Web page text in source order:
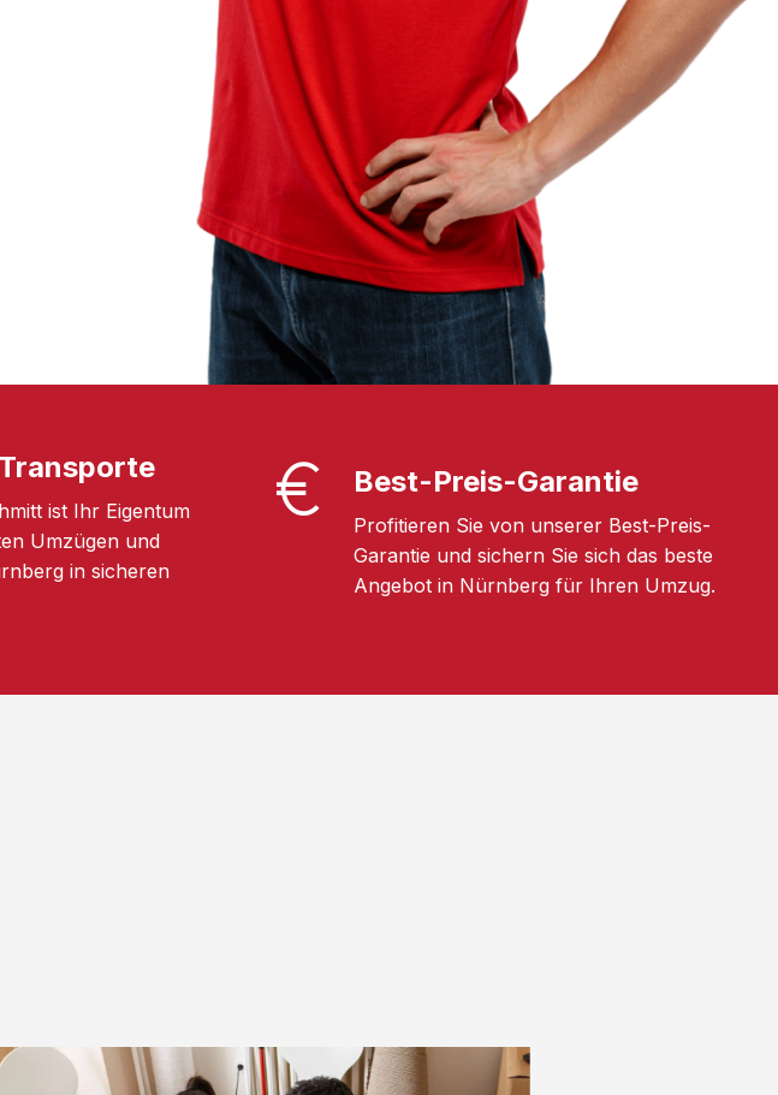
ist Ihr Eigentum
Umzügen und
in sicheren
Best-Preis-Garantie
Profitieren Sie von unserer Best-Preis-
Garantie und sichern Sie sich das beste
Angebot in Nürnberg für Ihren Umzug.